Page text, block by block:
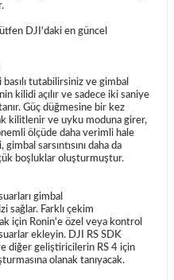
DJI'daki en güncel
basılı tutabilirsiniz ve gimbal
kilidi açılır ve sadece iki saniye
Güç düğmesine bir kez
kilitlenir ve uyku moduna girer,
ölçüde daha verimli hale
sarsıntısını daha da
boşluklar oluşturmuştur.
gimbal
sağlar. Farklı çekim
için Ronin'e özel veya kontrol
ekleyin. DJI RS SDK
diğer geliştiricilerin RS 4 için
olanak tanıyacak.